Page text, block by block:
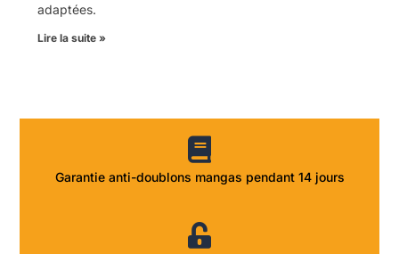
adaptées.
Lire la suite »
Garantie anti-doublons mangas pendant 14 jours